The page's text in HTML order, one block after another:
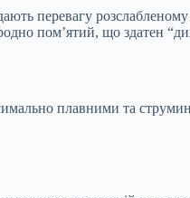
перевагу розслабленому
пом’ятий, що здатен
плавними та